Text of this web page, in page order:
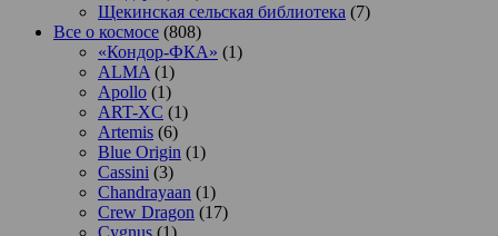
Щекинская сельская библиотека (7)
Все о космосе (808)
«Кондор-ФКА» (1)
ALMA (1)
Apollo (1)
ART-XC (1)
Artemis (6)
Blue Origin (1)
Cassini (3)
Chandrayaan (1)
Crew Dragon (17)
Cygnus (1)